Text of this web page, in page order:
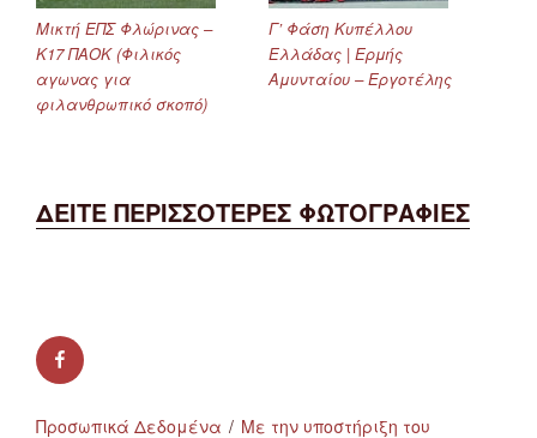
Μικτή ΕΠΣ Φλώρινας –
Κ17 ΠΑΟΚ (Φιλικός
αγωνας για
φιλανθρωπικό σκοπό)
Γ’ Φάση Κυπέλλου
Ελλάδας | Ερμής
Αμυνταίου – Εργοτέλης
ΔΕΙΤΕ ΠΕΡΙΣΣΟΤΕΡΕΣ ΦΩΤΟΓΡΑΦΙΕΣ
facebook
Προσωπικά Δεδομένα Με την υποστήριξη του